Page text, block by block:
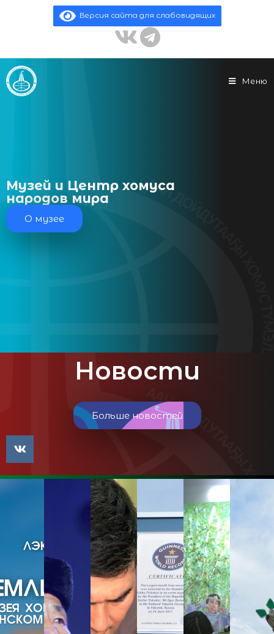
Версия сайта для слабовидящих
Меню
Музей и Центр хомуса
народов мира
О музее
Новости
Больше новостей